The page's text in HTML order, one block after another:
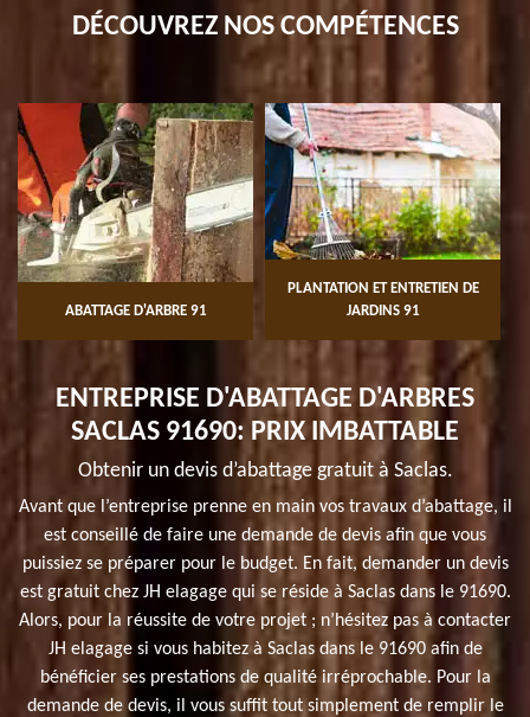
DÉCOUVREZ NOS COMPÉTENCES
ABATTAGE D'ARBRE 91
PLANTATION ET ENTRETIEN DE
JARDINS 91
ENTREPRISE D'ABATTAGE D'ARBRES
SACLAS 91690: PRIX IMBATTABLE
Obtenir un devis d’abattage gratuit à Saclas.
Avant que l’entreprise prenne en main vos travaux d’abattage, il
est conseillé de faire une demande de devis afin que vous
puissiez se préparer pour le budget. En fait, demander un devis
est gratuit chez JH elagage qui se réside à Saclas dans le 91690.
Alors, pour la réussite de votre projet ; n’hésitez pas à contacter
JH elagage si vous habitez à Saclas dans le 91690 afin de
bénéficier ses prestations de qualité irréprochable. Pour la
demande de devis, il vous suffit tout simplement de remplir le